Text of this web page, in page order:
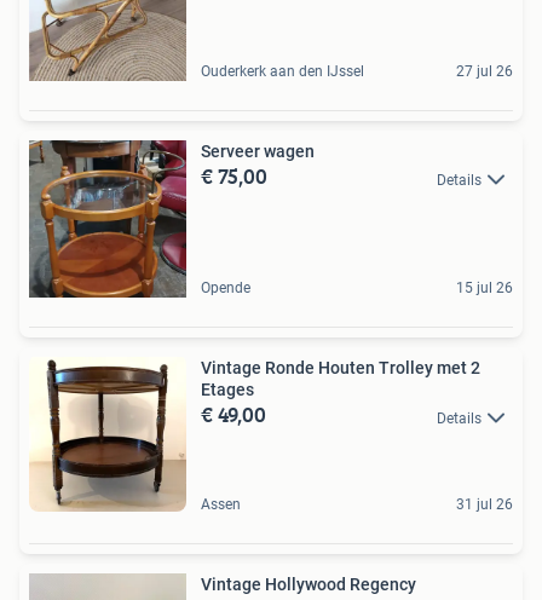
Ouderkerk aan den IJssel 27 jul 26
Serveer wagen
€ 75,00 Details
Opende 15 jul 26
Vintage Ronde Houten Trolley met 2
Etages
€ 49,00 Details
Assen 31 jul 26
Vintage Hollywood Regency